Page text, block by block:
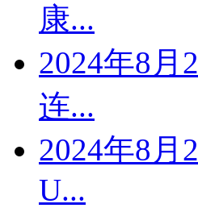
康...
2024年8月
连...
2024年8月
U...